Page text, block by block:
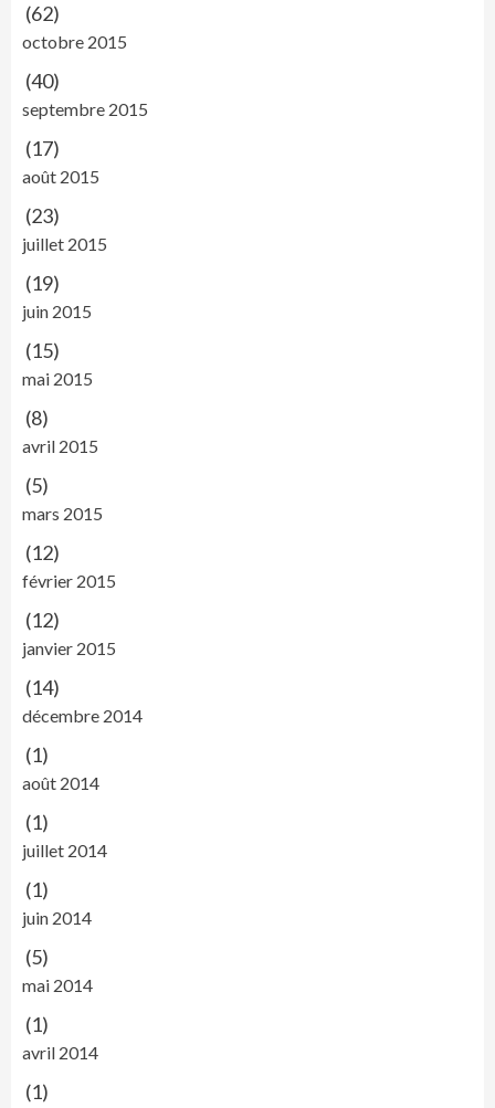
(62)
octobre 2015
(40)
septembre 2015
(17)
août 2015
(23)
juillet 2015
(19)
juin 2015
(15)
mai 2015
(8)
avril 2015
(5)
mars 2015
(12)
février 2015
(12)
janvier 2015
(14)
décembre 2014
(1)
août 2014
(1)
juillet 2014
(1)
juin 2014
(5)
mai 2014
(1)
avril 2014
(1)